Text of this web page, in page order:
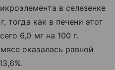
в селезенке
тогда как в печени этот
6,0 мг на 100 г.
оказалась равной